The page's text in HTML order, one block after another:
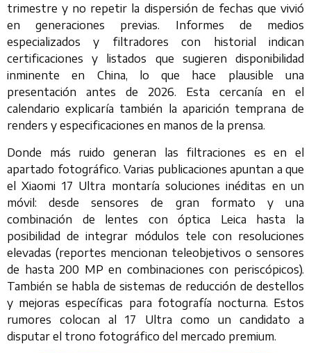
trimestre y no repetir la dispersión de fechas que vivió
en generaciones previas. Informes de medios
especializados y filtradores con historial indican
certificaciones y listados que sugieren disponibilidad
inminente en China, lo que hace plausible una
presentación antes de 2026. Esta cercanía en el
calendario explicaría también la aparición temprana de
renders y especificaciones en manos de la prensa.
Donde más ruido generan las filtraciones es en el
apartado fotográfico. Varias publicaciones apuntan a que
el Xiaomi 17 Ultra montaría soluciones inéditas en un
móvil: desde sensores de gran formato y una
combinación de lentes con óptica Leica hasta la
posibilidad de integrar módulos tele con resoluciones
elevadas (reportes mencionan teleobjetivos o sensores
de hasta 200 MP en combinaciones con periscópicos).
También se habla de sistemas de reducción de destellos
y mejoras específicas para fotografía nocturna. Estos
rumores colocan al 17 Ultra como un candidato a
disputar el trono fotográfico del mercado premium.